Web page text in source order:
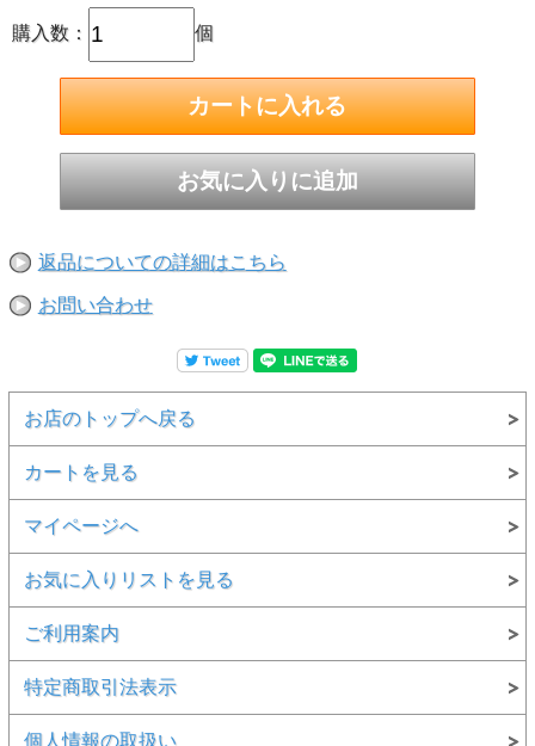
標本データ
サイズ： 5x4x3.3cm
購入数： 個
返品についての詳細はこちら
お問い合わせ
お店のトップへ戻る
カートを見る
マイページへ
お気に入りリストを見る
ご利用案内
特定商取引法表示
個人情報の取扱い